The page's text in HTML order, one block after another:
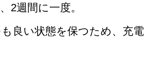
2週間に一度。
良い状態を保つため、充